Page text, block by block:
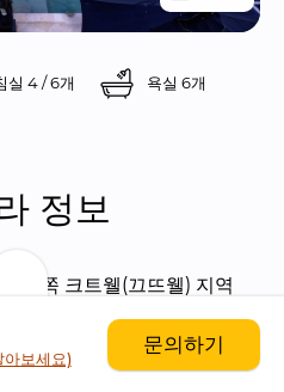
실 4 / 6개
욕실 6개
정보
동쪽 크트웰(끄뜨웰) 지역
드룸 비치 프론트 풀빌라
아보세요)
문의하기